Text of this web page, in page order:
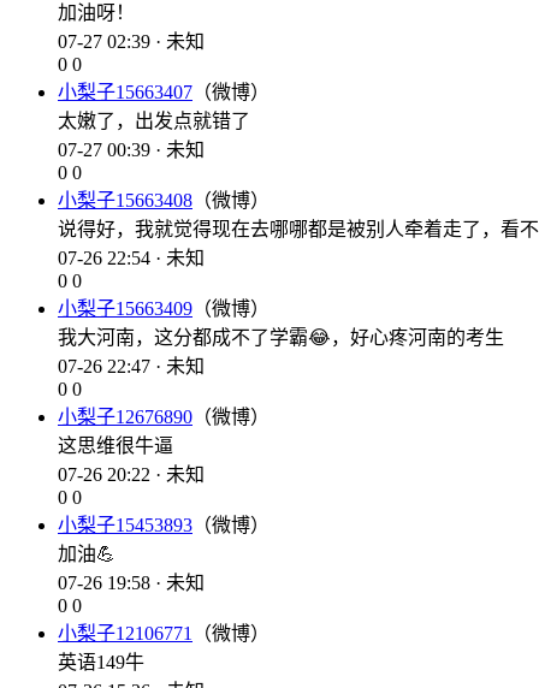
加油呀！
07-27 02:39 · 未知
0 0
小梨子15663407 （微博）
太嫩了，出发点就错了
07-27 00:39 · 未知
0 0
小梨子15663408 （微博）
说得好，我就觉得现在去哪哪都是被别人牵着走了，看
07-26 22:54 · 未知
0 0
小梨子15663409 （微博）
我大河南，这分都成不了学霸😂，好心疼河南的考生
07-26 22:47 · 未知
0 0
小梨子12676890 （微博）
这思维很牛逼
07-26 20:22 · 未知
0 0
小梨子15453893 （微博）
加油💪
07-26 19:58 · 未知
0 0
小梨子12106771
（微博）
英语149牛